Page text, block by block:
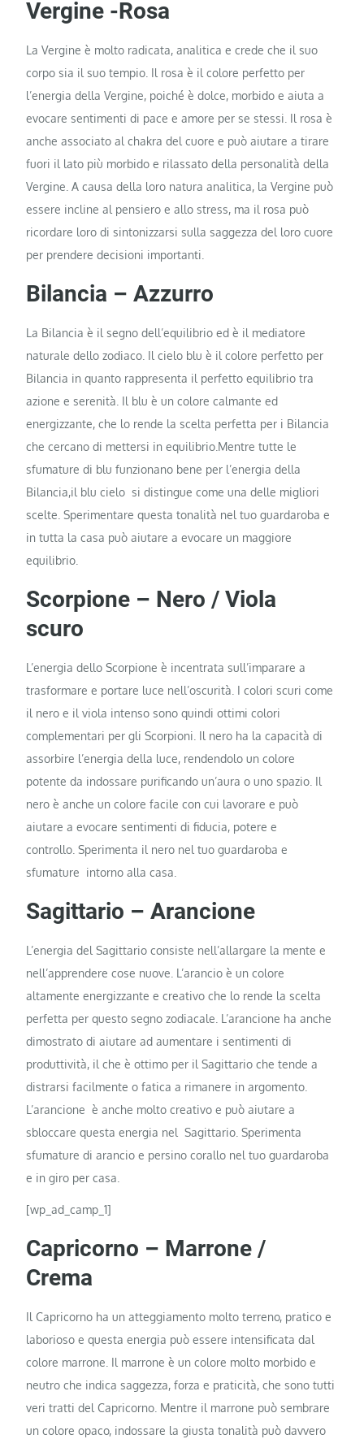
Vergine -Rosa
La Vergine è molto radicata, analitica e crede che il suo
corpo sia il suo tempio. Il rosa è il colore perfetto per
l’energia della Vergine, poiché è dolce, morbido e aiuta a
evocare sentimenti di pace e amore per se stessi. Il rosa è
anche associato al chakra del cuore e può aiutare a tirare
fuori il lato più morbido e rilassato della personalità della
Vergine. A causa della loro natura analitica, la Vergine può
essere incline al pensiero e allo stress, ma il rosa può
ricordare loro di sintonizzarsi sulla saggezza del loro cuore
per prendere decisioni importanti.
Bilancia – Azzurro
La Bilancia è il segno dell’equilibrio ed è il mediatore
naturale dello zodiaco. Il cielo blu è il colore perfetto per
Bilancia in quanto rappresenta il perfetto equilibrio tra
azione e serenità. Il blu è un colore calmante ed
energizzante, che lo rende la scelta perfetta per i Bilancia
che cercano di mettersi in equilibrio.Mentre tutte le
sfumature di blu funzionano bene per l’energia della
Bilancia,il blu cielo si distingue come una delle migliori
scelte. Sperimentare questa tonalità nel tuo guardaroba e
in tutta la casa può aiutare a evocare un maggiore
equilibrio.
Scorpione – Nero / Viola
scuro
L’energia dello Scorpione è incentrata sull’imparare a
trasformare e portare luce nell’oscurità. I colori scuri come
il nero e il viola intenso sono quindi ottimi colori
complementari per gli Scorpioni. Il nero ha la capacità di
assorbire l’energia della luce, rendendolo un colore
potente da indossare purificando un’aura o uno spazio. Il
nero è anche un colore facile con cui lavorare e può
aiutare a evocare sentimenti di fiducia, potere e
controllo. Sperimenta il nero nel tuo guardaroba e
sfumature intorno alla casa.
Sagittario – Arancione
L’energia del Sagittario consiste nell’allargare la mente e
nell’apprendere cose nuove. L’arancio è un colore
altamente energizzante e creativo che lo rende la scelta
perfetta per questo segno zodiacale. L’arancione ha anche
dimostrato di aiutare ad aumentare i sentimenti di
produttività, il che è ottimo per il Sagittario che tende a
distrarsi facilmente o fatica a rimanere in argomento.
L’arancione è anche molto creativo e può aiutare a
sbloccare questa energia nel Sagittario. Sperimenta
sfumature di arancio e persino corallo nel tuo guardaroba
e in giro per casa.
[wp_ad_camp_1]
Capricorno – Marrone /
Crema
Il Capricorno ha un atteggiamento molto terreno, pratico e
laborioso e questa energia può essere intensificata dal
colore marrone. Il marrone è un colore molto morbido e
neutro che indica saggezza, forza e praticità, che sono tutti
veri tratti del Capricorno. Mentre il marrone può sembrare
un colore opaco, indossare la giusta tonalità può davvero